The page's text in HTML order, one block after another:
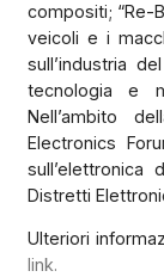
compositi; “Re-
veicoli e i
sull’industria
tecnologia e
Nell’ambito
Electronics
sull’elettronica
Distretti
Ulteriori
link.